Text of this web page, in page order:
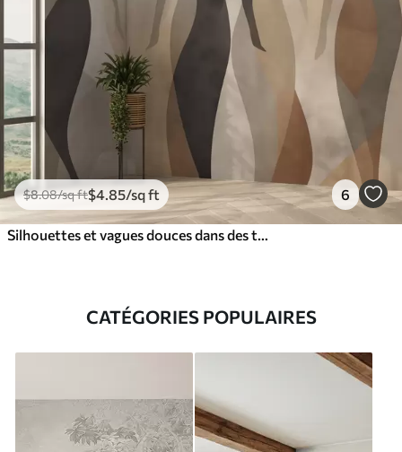
$8.08/sq ft$4 .85/sq ft 6
CATÉGORIES POPULAIRES